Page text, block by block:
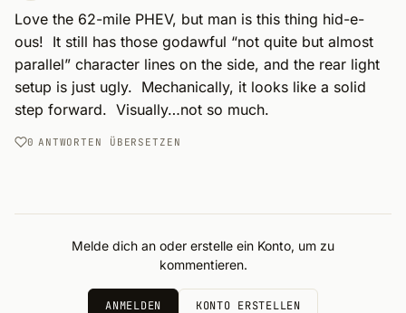
Love the 62-mile PHEV, but man is this thing hid-e-
ous!  It still has those godawful “not quite but almost
parallel” character lines on the side, and the rear light
setup is just ugly.  Mechanically, it looks like a solid
step forward.  Visually…not so much.
0 ANTWORTEN ÜBERSETZEN
Melde dich an oder erstelle ein Konto, um zu
kommentieren.
ANMELDEN KONTO ERSTELLEN